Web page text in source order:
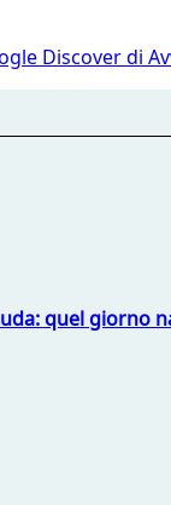
Discover di
quel giorno